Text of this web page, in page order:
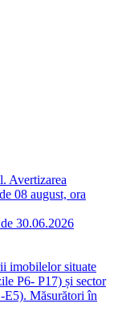
Avertizarea
08 august, ora
30.06.2026
imobilelor situate
P6- P17) și sector
E5). Măsurători în